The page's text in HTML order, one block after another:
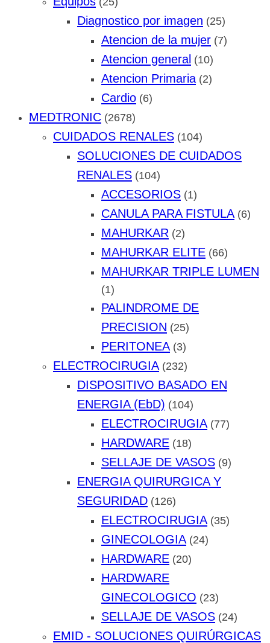
Diagnostico por imagen (25)
Atencion de la mujer (7)
Atencion general (10)
Atencion Primaria (2)
Cardio (6)
MEDTRONIC (2678)
CUIDADOS RENALES (104)
SOLUCIONES DE CUIDADOS
RENALES (104)
ACCESORIOS (1)
CANULA PARA FISTULA (6)
MAHURKAR (2)
MAHURKAR ELITE (66)
MAHURKAR TRIPLE LUMEN
(1)
PALINDROME DE
PRECISION (25)
PERITONEA (3)
ELECTROCIRUGIA (232)
DISPOSITIVO BASADO EN
ENERGIA (EbD) (104)
ELECTROCIRUGIA (77)
HARDWARE (18)
SELLAJE DE VASOS (9)
ENERGIA QUIRURGICA Y
SEGURIDAD (126)
ELECTROCIRUGIA (35)
GINECOLOGIA (24)
HARDWARE (20)
HARDWARE
GINECOLOGICO (23)
SELLAJE DE VASOS (24)
EMID - SOLUCIONES QUIRÚRGICAS